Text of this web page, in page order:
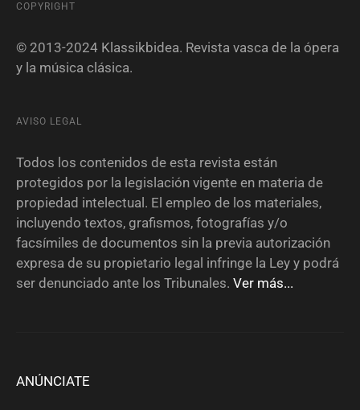
COPYRIGHT
© 2013-2024 Klassikbidea. Revista vasca de la ópera
y la música clásica.
AVISO LEGAL
Todos los contenidos de esta revista están
protegidos por la legislación vigente en materia de
propiedad intelectual. El empleo de los materiales,
incluyendo textos, grafismos, fotografías y/o
facsímiles de documentos sin la previa autorización
expresa de su propietario legal infringe la Ley y podrá
ser denunciado ante los Tribunales. Ver más...
ANÚNCIATE